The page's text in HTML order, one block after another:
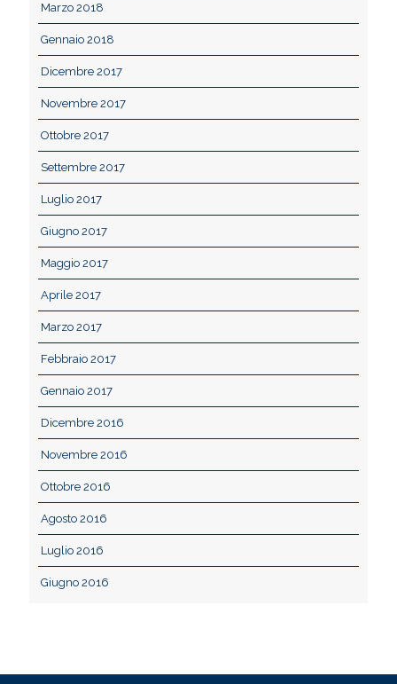
Marzo 2018
Gennaio 2018
Dicembre 2017
Novembre 2017
Ottobre 2017
Settembre 2017
Luglio 2017
Giugno 2017
Maggio 2017
Aprile 2017
Marzo 2017
Febbraio 2017
Gennaio 2017
Dicembre 2016
Novembre 2016
Ottobre 2016
Agosto 2016
Luglio 2016
Giugno 2016